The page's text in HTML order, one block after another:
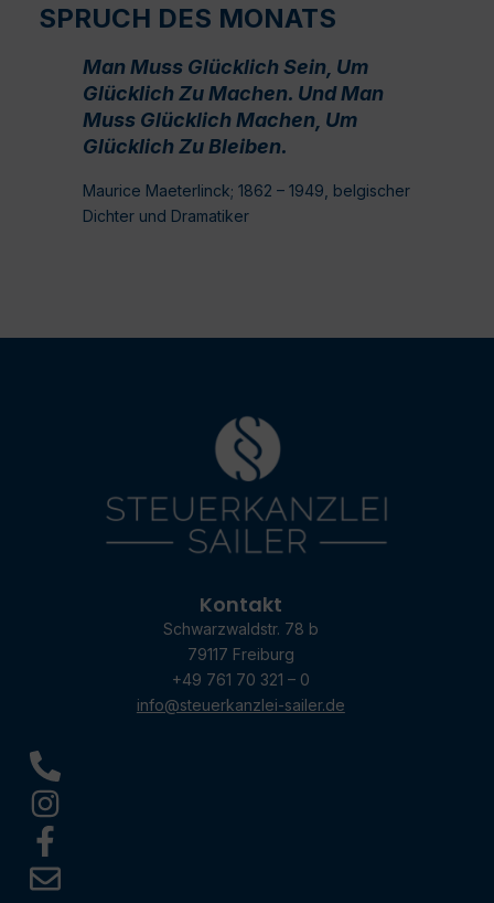
SPRUCH DES MONATS
Man Muss Glücklich Sein, Um
Glücklich Zu Machen. Und Man
Muss Glücklich Machen, Um
Glücklich Zu Bleiben.
Maurice Maeterlinck; 1862 – 1949, belgischer
Dichter und Dramatiker
Kontakt
Schwarzwaldstr. 78 b
79117 Freiburg
+49 761 70 321 – 0
info@steuerkanzlei-sailer.de